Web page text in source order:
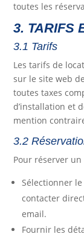
toutes les
3. TARIFS
3.1 Tarifs
Les tarifs de
sur le site web
toutes taxes
d’installation et
mention
3.2
Pour réserver
Sélectionner
contacter
email.
Fournir les